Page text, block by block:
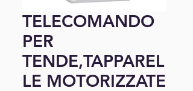
TELECOMANDO
PER
TENDE,TAPPAREL
LE MOTORIZZATE